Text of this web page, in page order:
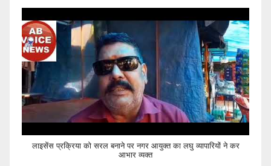
लाइसेंस प्रक्रिया को सरल बनाने पर नगर आयुक्त का लघु व्यापारियों ने कर
आभार व्यक्त